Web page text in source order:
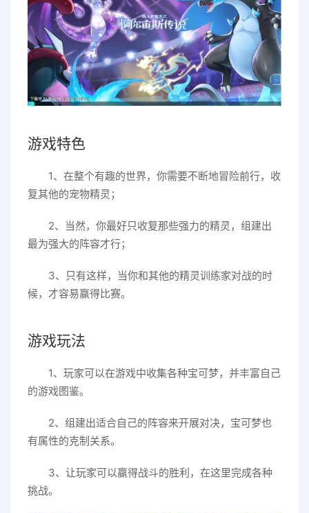
游戏特色
1、在整个有趣的世界，你需要不断地冒险前行，收
复其他的宠物精灵；
2、当然，你最好只收复那些强力的精灵，组建出
最为强大的阵容才行；
3、只有这样，当你和其他的精灵训练家对战的时
候，才容易赢得比赛。
游戏玩法
1、玩家可以在游戏中收集各种宝可梦，并丰富自己
的游戏图鉴。
2、组建出适合自己的阵容来开展对决，宝可梦也
有属性的克制关系。
3、让玩家可以赢得战斗的胜利，在这里完成各种
挑战。